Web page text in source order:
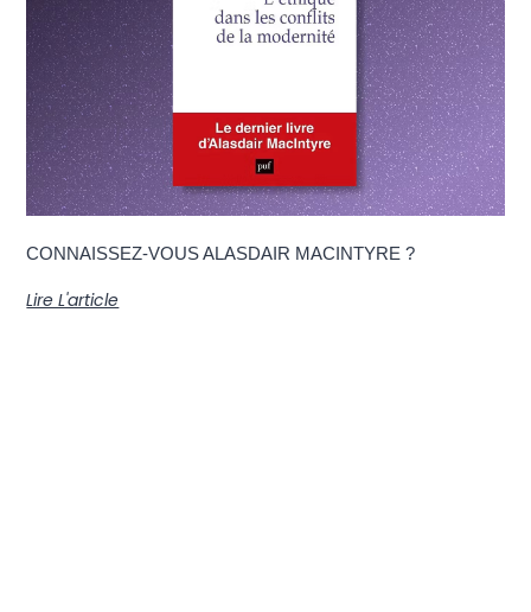
CONNAISSEZ-VOUS ALASDAIR MACINTYRE ?
Lire L'article